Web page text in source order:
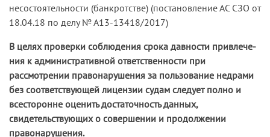
несостоятельности (банкротстве) (постановление АС СЗО от
18.04.18 по делу № А13-13418/2017)
В целях проверки соблюдения срока давности привлече­
ния к административной ответственности при
рассмотрении правонарушения за пользование недрами
без соответствую­щей лицензии судам следует полно и
всесторонне оценить достаточность данных,
свидетельствующих о совершении и продолжении
правонарушения.